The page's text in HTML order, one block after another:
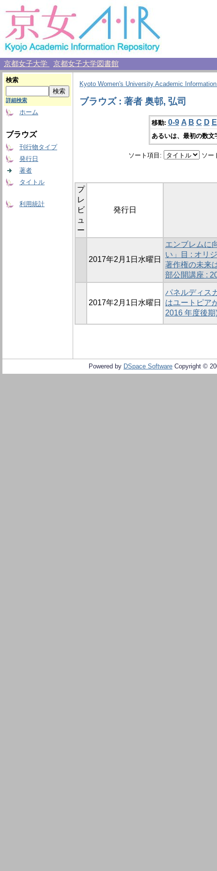
京都女子大学 京都女子大学図書館
検索
詳細検索
ホーム
ブラウズ
刊行物タイプ
発行日
著者
タイトル
利用統計
Kyoto Women's University Academic
ブラウズ : 著者 奥邨, 弘司
移動: 0-9 A B C D E
あるいは、最初の数
ソート項目: ソー
プ
レ
ビ
ュ
ー
発行日
2017年2月1日水曜日
エンブレムに
い」目 : オリ
著作権の未来
部公開講座 :
2017年2月1日水曜日
パネルディス
はユートピア
2016 年度後期
Powered by DSpace Software Copyright ©